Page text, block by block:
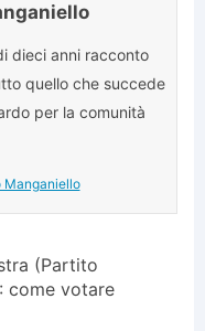
dieci anni racconto
quello che succede
per la comunità
Manganiello
(Partito
come votare